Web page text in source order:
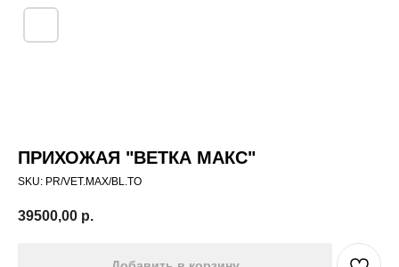
ПРИХОЖАЯ "ВЕТКА МАКС"
SKU: PR/VET.MAX/BL.TO
39500,00 р.